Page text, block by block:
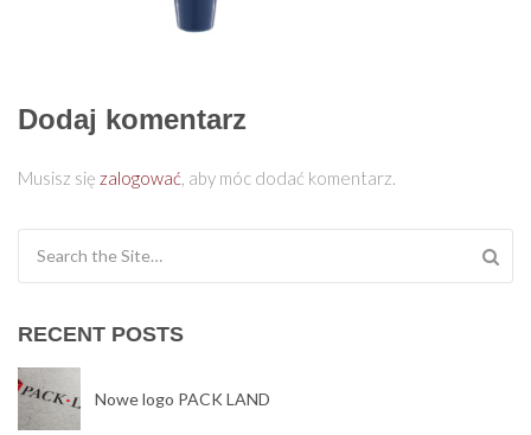
Dodaj komentarz
Musisz się zalogować, aby móc dodać komentarz.
RECENT POSTS
Nowe logo PACK LAND